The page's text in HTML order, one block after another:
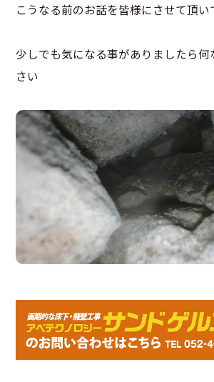
こうなる前のお話を皆様にさせて頂い
少しでも気になる事がありましたら
さい